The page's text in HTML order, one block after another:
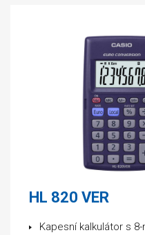
HL 820 VER
Kapesní kalkulátor s